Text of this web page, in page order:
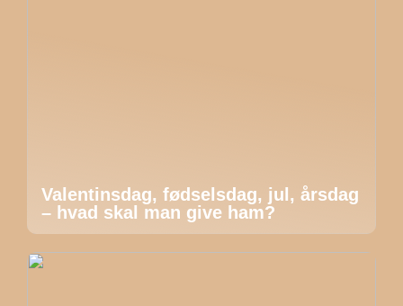
Valentinsdag, fødselsdag, jul, årsdag
– hvad skal man give ham?